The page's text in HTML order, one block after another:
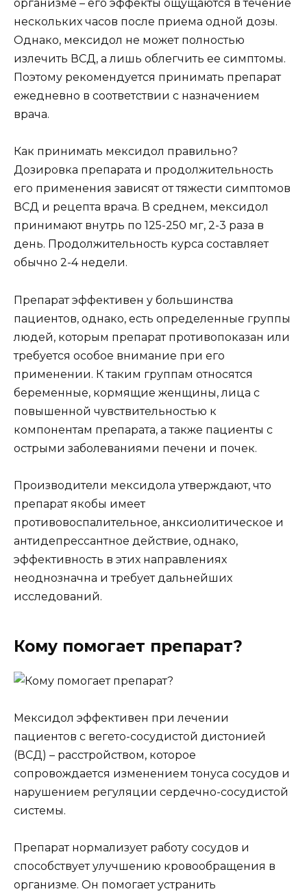
организме – его эффекты ощущаются в течение
нескольких часов после приема одной дозы.
Однако, мексидол не может полностью
излечить ВСД, а лишь облегчить ее симптомы.
Поэтому рекомендуется принимать препарат
ежедневно в соответствии с назначением
врача.
Как принимать мексидол правильно?
Дозировка препарата и продолжительность
его применения зависят от тяжести симптомов
ВСД и рецепта врача. В среднем, мексидол
принимают внутрь по 125-250 мг, 2-3 раза в
день. Продолжительность курса составляет
обычно 2-4 недели.
Препарат эффективен у большинства
пациентов, однако, есть определенные группы
людей, которым препарат противопоказан или
требуется особое внимание при его
применении. К таким группам относятся
беременные, кормящие женщины, лица с
повышенной чувствительностью к
компонентам препарата, а также пациенты с
острыми заболеваниями печени и почек.
Производители мексидола утверждают, что
препарат якобы имеет
противовоспалительное, анксиолитическое и
антидепрессантное действие, однако,
эффективность в этих направлениях
неоднозначна и требует дальнейших
исследований.
Кому помогает препарат?
Мексидол эффективен при лечении
пациентов с вегето-сосудистой дистонией
(ВСД) – расстройством, которое
сопровождается изменением тонуса сосудов и
нарушением регуляции сердечно-сосудистой
системы.
Препарат нормализует работу сосудов и
способствует улучшению кровообращения в
организме. Он помогает устранить